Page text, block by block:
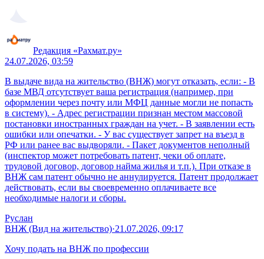
Редакция «Рахмат.ру»
24.07.2026, 03:59
В выдаче вида на жительство (ВНЖ) могут отказать, если: - В
базе МВД отсутствует ваша регистрация (например, при
оформлении через почту или МФЦ данные могли не попасть
в систему). - Адрес регистрации признан местом массовой
постановки иностранных граждан на учет. - В заявлении есть
ошибки или опечатки. - У вас существует запрет на въезд в
РФ или ранее вас выдворяли. - Пакет документов неполный
(инспектор может потребовать патент, чеки об оплате,
трудовой договор, договор найма жилья и т.п.). При отказе в
ВНЖ сам патент обычно не аннулируется. Патент продолжает
действовать, если вы своевременно оплачиваете все
необходимые налоги и сборы.
Руслан
ВНЖ (Вид на жительство)·21.07.2026, 09:17
Хочу подать на ВНЖ по профессии